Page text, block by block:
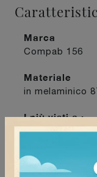
Marca
Compab 156
Materiale
in melaminico
I più visti a :
Mede70